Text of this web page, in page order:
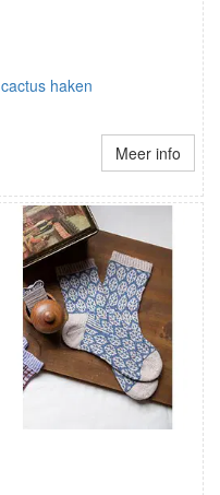
cactus haken
Meer info